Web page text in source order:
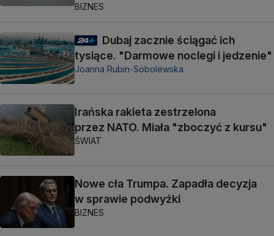
BIZNES
Dubaj zacznie ściągać ich
tysiące. "Darmowe noclegi i jedzenie"
Joanna Rubin-Sobolewska
Irańska rakieta zestrzelona
przez NATO. Miała "zboczyć z kursu"
ŚWIAT
Nowe cła Trumpa. Zapadła decyzja
w sprawie podwyżki
BIZNES